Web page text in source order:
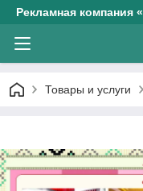
Рекламная компания
Товары и услуги